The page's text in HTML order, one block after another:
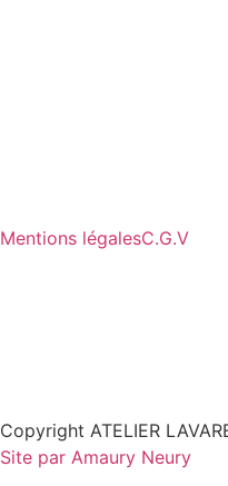
Mentions légalesC.G.V
Copyright ATELIER
Site par Amaury Neury